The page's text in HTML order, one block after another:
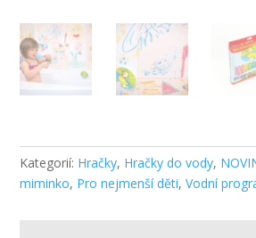
Kategorií: Hračky, Hračky do vody,
miminko, Pro nejmenší děti,Vodní